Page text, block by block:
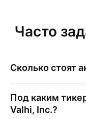
Часто
Сколько стоят
Под каким
Valhi, Inc.?